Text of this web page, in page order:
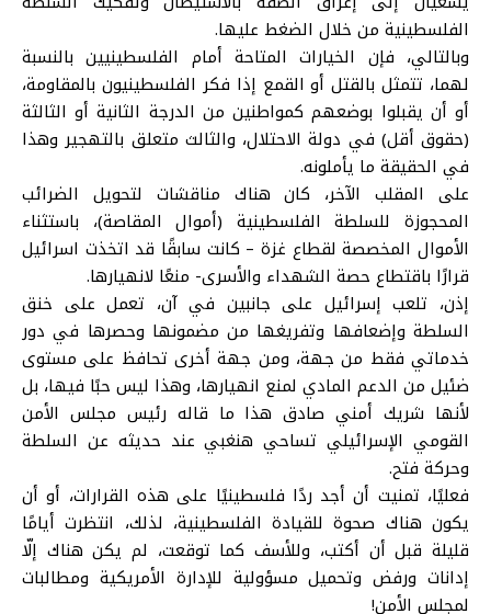
الفلسطينية من خلال الضغط عليها.
وبالتالي، فإن الخيارات المتاحة أمام الفلسطينيين بالنسبة
لهما، تتمثل بالقتل أو القمع إذا فكر الفلسطينيون بالمقاومة،
أو أن يقبلوا بوضعهم كمواطنين من الدرجة الثانية أو الثالثة
(حقوق أقل) في دولة الاحتلال، والثالث متعلق بالتهجير وهذا
في الحقيقة ما يأملونه.
على المقلب الآخر، كان هناك مناقشات لتحويل الضرائب
المحجوزة للسلطة الفلسطينية (أموال المقاصة)، باستثناء
الأموال المخصصة لقطاع غزة – كانت سابقًا قد اتخذت اسرائيل
قرارًا باقتطاع حصة الشهداء والأسرى- منعًا لانهيارها.
إذن، تلعب إسرائيل على جانبين في آن، تعمل على خنق
السلطة وإضعافها وتفريغها من مضمونها وحصرها في دور
خدماتي فقط من جهة، ومن جهة أخرى تحافظ على مستوى
ضئيل من الدعم المادي لمنع انهيارها، وهذا ليس حبًا فيها، بل
لأنها شريك أمني صادق هذا ما قاله رئيس مجلس الأمن
القومي الإسرائيلي تساحي هنغبي عند حديثه عن السلطة
وحركة فتح.
فعليًا، تمنيت أن أجد ردًا فلسطينيًا على هذه القرارات، أو أن
يكون هناك صحوة للقيادة الفلسطينية، لذلك، انتظرت أيامًا
قليلة قبل أن أكتب، وللأسف كما توقعت، لم يكن هناك إلّا
إدانات ورفض وتحميل مسؤولية للإدارة الأمريكية ومطالبات
لمجلس الأمن!